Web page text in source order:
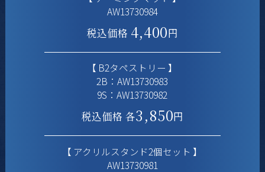
AW13730984
税込価格 4,400円
【 B2タペストリー 】
2B：AW13730983
9S：AW13730982
税込価格 各3,850円
【 アクリルスタンド2個セット 】
AW13730981